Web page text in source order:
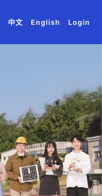
(current)
中文 (current)
English (current)
Login